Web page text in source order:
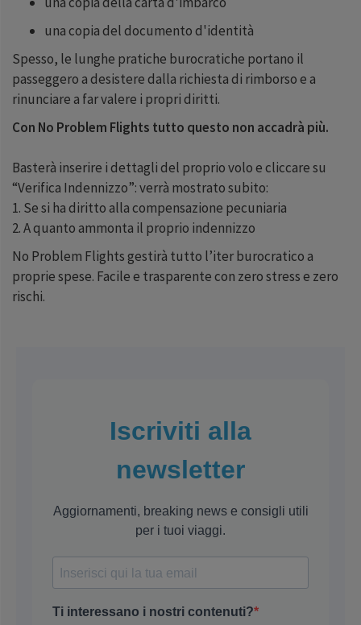
una copia del documento d'identità
Spesso, le lunghe pratiche burocratiche portano il
passeggero a desistere dalla richiesta di rimborso e a
rinunciare a far valere i propri diritti.
Con No Problem Flights tutto questo non accadrà più.
Basterà inserire i dettagli del proprio volo e cliccare su
“Verifica Indennizzo”: verrà mostrato subito:
1. Se si ha diritto alla compensazione pecuniaria
2. A quanto ammonta il proprio indennizzo
No Problem Flights gestirà tutto l’iter burocratico a
proprie spese. Facile e trasparente con zero stress e zero
rischi.